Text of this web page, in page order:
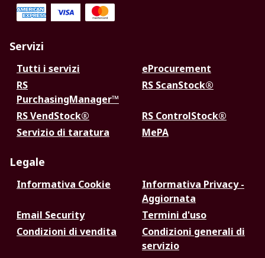
Servizi
Tutti i servizi
eProcurement
RS
PurchasingManager™
RS ScanStock®
RS VendStock®
RS ControlStock®
Servizio di taratura
MePA
Legale
Informativa Cookie
Informativa Privacy -
Aggiornata
Email Security
Termini d'uso
Condizioni di vendita
Condizioni generali di
servizio